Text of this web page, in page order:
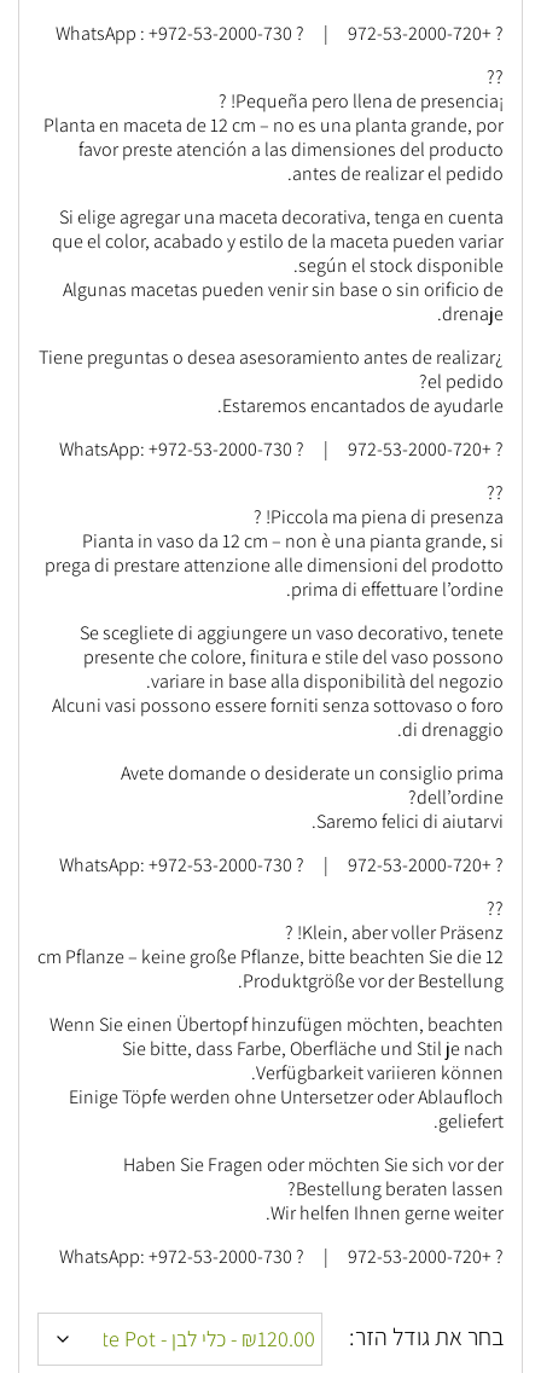
? +972-53-2000-720 | ? WhatsApp : +972-53-2000-730
??
¡Pequeña pero llena de presencia! ?
Planta en maceta de 12 cm – no es una planta grande, por
favor preste atención a las dimensiones del producto
antes de realizar el pedido.
Si elige agregar una maceta decorativa, tenga en cuenta
que el color, acabado y estilo de la maceta pueden variar
según el stock disponible.
Algunas macetas pueden venir sin base o sin orificio de
drenaje.
¿Tiene preguntas o desea asesoramiento antes de realizar
el pedido?
Estaremos encantados de ayudarle.
? +972-53-2000-720 | ? WhatsApp: +972-53-2000-730
??
Piccola ma piena di presenza! ?
Pianta in vaso da 12 cm – non è una pianta grande, si
prega di prestare attenzione alle dimensioni del prodotto
prima di effettuare l’ordine.
Se scegliete di aggiungere un vaso decorativo, tenete
presente che colore, finitura e stile del vaso possono
variare in base alla disponibilità del negozio.
Alcuni vasi possono essere forniti senza sottovaso o foro
di drenaggio.
Avete domande o desiderate un consiglio prima
dell’ordine?
Saremo felici di aiutarvi.
? +972-53-2000-720 | ? WhatsApp: +972-53-2000-730
??
Klein, aber voller Präsenz! ?
12 cm Pflanze – keine große Pflanze, bitte beachten Sie die
Produktgröße vor der Bestellung.
Wenn Sie einen Übertopf hinzufügen möchten, beachten
Sie bitte, dass Farbe, Oberfläche und Stil je nach
Verfügbarkeit variieren können.
Einige Töpfe werden ohne Untersetzer oder Ablaufloch
geliefert.
Haben Sie Fragen oder möchten Sie sich vor der
Bestellung beraten lassen?
Wir helfen Ihnen gerne weiter.
? +972-53-2000-720 | ? WhatsApp: +972-53-2000-730
בחר את גודל הזר: